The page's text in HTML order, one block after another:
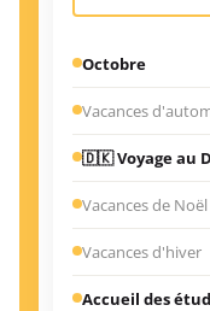
Octobre
Vacances
🇩🇰 Voyage au
Vacances de Noël
Vacances d'hiver
Accueil des